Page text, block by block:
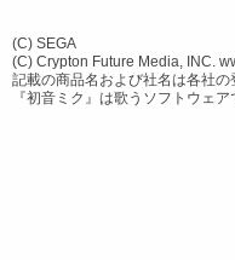
(C) SEGA
(C) Crypton Future Media, INC.
記載の商品名および社名は各社の
『初音ミク』は歌うソフトウェア